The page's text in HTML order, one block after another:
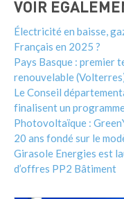
VOIR
Électricité en baisse,
Français en 2025 ?
Pays Basque :
renouvelable
Le Conseil
finalisent un
Photovoltaïque :
20 ans fondé sur le
Girasole Energies est
d’offres PP2 Bâtiment